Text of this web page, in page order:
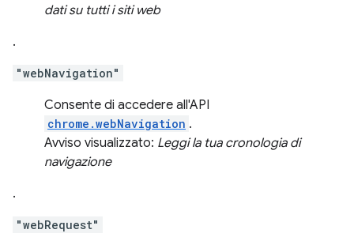
dati su tutti i siti web
.
"webNavigation"
Consente di accedere all'API
chrome.webNavigation .
Avviso visualizzato: Leggi la tua cronologia di
navigazione
.
"webRequest"